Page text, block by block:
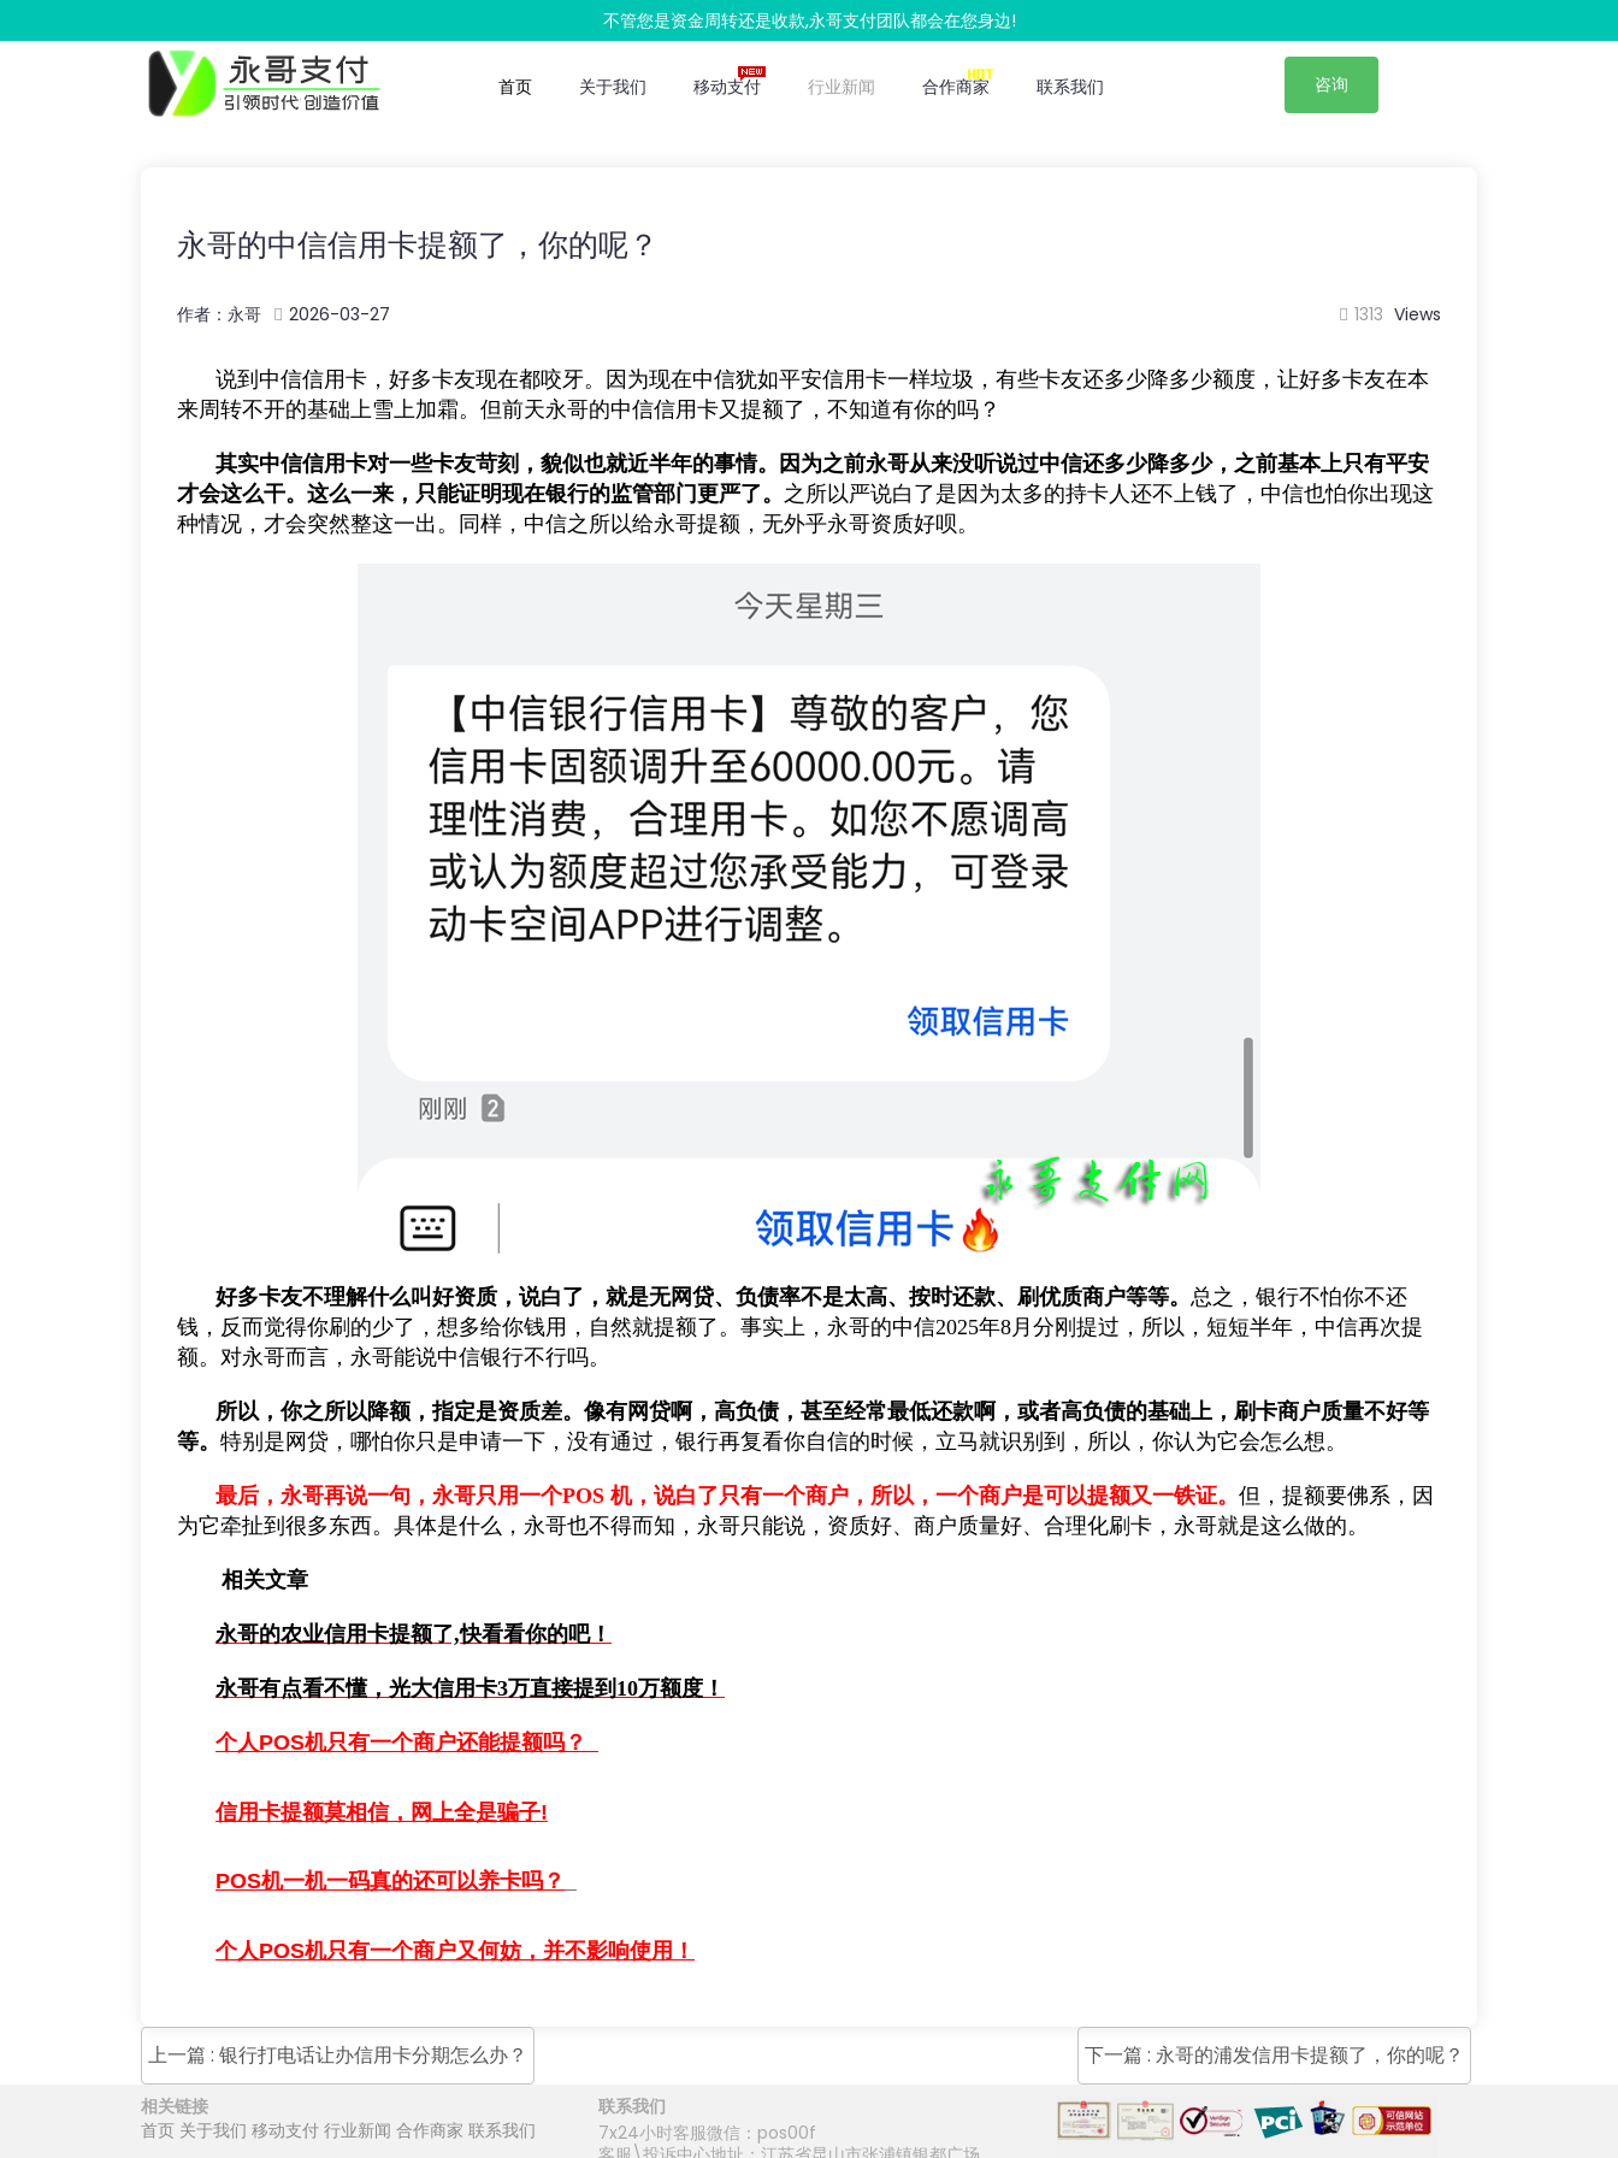
不管您是资金周转还是收款,永哥支付团队都会在您身边!
首页 关于我们 移动支付 行业新闻 合作商家 联系我们 咨询
永哥的中信信用卡提额了，你的呢？
作者：永哥 2026-03-27 1313 Views
说到中信信用卡，好多卡友现在都咬牙。因为现在中信犹如平安信用卡一样垃圾，有些卡友还多少降多少额度，让好多卡友在本
来周转不开的基础上雪上加霜。但前天永哥的中信信用卡又提额了，不知道有你的吗？
其实中信信用卡对一些卡友苛刻，貌似也就近半年的事情。因为之前永哥从来没听说过中信还多少降多少，之前基本上只有平安
才会这么干。这么一来，只能证明现在银行的监管部门更严了。 之所以严说白了是因为太多的持卡人还不上钱了，中信也怕你出现这
种情况，才会突然整这一出。同样，中信之所以给永哥提额，无外乎永哥资质好呗。
好多卡友不理解什么叫好资质，说白了，就是无网贷、负债率不是太高、按时还款、刷优质商户等等。 总之，银行不怕你不还
钱，反而觉得你刷的少了，想多给你钱用，自然就提额了。事实上，永哥的中信2025年8月分刚提过，所以，短短半年，中信再次提
额。对永哥而言，永哥能说中信银行不行吗。
所以，你之所以降额，指定是资质差。像有网贷啊，高负债，甚至经常最低还款啊，或者高负债的基础上，刷卡商户质量不好等
等。 特别是网贷，哪怕你只是申请一下，没有通过，银行再复看你自信的时候，立马就识别到，所以，你认为它会怎么想。
最后，永哥再说一句，永哥只用一个POS 机，说白了只有一个商户，所以，一个商户是可以提额又一铁证。 但，提额要佛系，因
为它牵扯到很多东西。具体是什么，永哥也不得而知，永哥只能说，资质好、商户质量好、合理化刷卡，永哥就是这么做的。
相关文章
永哥的农业信用卡提额了,快看看你的吧！
永哥有点看不懂，光大信用卡3万直接提到10万额度！
个人POS机只有一个商户还能提额吗？
信用卡提额莫相信，网上全是骗子!
POS机一机一码真的还可以养卡吗？
个人POS机只有一个商户又何妨，并不影响使用！
上一篇 : 银行打电话让办信用卡分期怎么办？ 下一篇 : 永哥的浦发信用卡提额了，你的呢？
相关链接
首页 关于我们 移动支付 行业新闻 合作商家 联系我们
联系我们
7x24小时客服微信：pos00f